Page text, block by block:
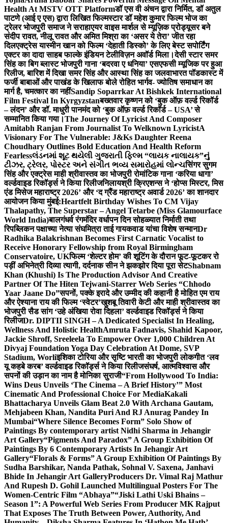
Health At MSTV OTT Platformडॉ एस वी अंचन द्वारा निर्मित, डॉ अतुल
पाटणे (आई ए एस) द्वारा लिखित फिल्मस्टार डॉ महेश कुमार फिल्म भोज का
ट्रेलर भोजपुरी समाज ने सराहाएयर वाइस मार्शल से म्यूज़िक प्रोड्यूसर बने
संदीप रावत, नीलू रावत और अमित मिश्रा का ‘असर ये तेरा’ जीत रहा
दिलएक्ट्रेस यास्मीन खान को फिल्म ‘देहाती डिस्को’ के लिए बेस्ट सपोर्टिंग
एक्टर का दादा साहब फाल्के इंडियन टेलीविज़न अवॉर्ड मिला।देसी स्टार समर
सिंह का बिग ब्लास्ट भोजपुरी गाना ‘बदरवा ए धनिया’ एसएफसी म्यूजिक पर हुआ
रिलीज, बारिश में दिखा समर सिंह और आस्था सिंह का जलवाभारत पॉडकास्ट में
फर्जी बाबाओं और पाखंड के खिलाफ बोले रोहित भार्गव- ज्योतिष समाधान का
मार्ग है, चमत्कार का नहींSandip Soparrkar At Bishkek International
Film Festival In Kyrgyzstanबख्तवार कृष्णन को ‘बुक ऑफ़ वर्ल्ड रिकॉर्ड
– लंदन’ और डॉ. माधुरी पानमंद को ‘बुक ऑफ़ वर्ल्ड रिकॉर्ड – USA’ से
सम्मानित किया गया।The Journey Of Lyricist And Composer
Amitabh Ranjan From Journalist To Welknown LyricistA
Visionary For The Vulnerable: J&Ks Daughter Reena
Choudhary Outlines Bold Education And Health Reform
Fearlessલંડનમાં શૂટ થયેલી ગુજરાતી ફિલ્મ “લાયક નાલાયક”નું
ટીઝર, ટ્રેલર, પોસ્ટર અને સંગીત ભવ્ય સમારોહમાં લોન્ચसिंगर सुगम
सिंह और एक्ट्रेस माही श्रीवास्तव का भोजपुरी रोमांटिक गाना ‘करिया धागा’
वर्ल्डवाइड रिकॉर्ड्स ने किया रिलीजनिलायश्री क्रिएशन्स ने ‘होप्स मिस्टर, मिस
एंड मिसेज महाराष्ट्र 2026’ और ‘द ग्रैंड महाराष्ट्र अवार्ड 2026’ का शानदार
आयोजन किया मुंबई:Heartfelt Birthday Wishes To CM Vijay
Thalapathy, The Superstar – Angel Tetarbe (Miss Glamourface
World India)बालगंधर्व रंगमंदिर वर्धापन दिन सोहळ्यात निर्माती तथा
रिपब्लिकन पक्षाच्या नेत्या संघमित्रा ताई गायकवाड यांचा विशेष सन्मानDr
Radhika Balakrishnan Becomes First Carnatic Vocalist to
Receive Honorary Fellowship from Royal Birmingham
Conservatoire, UKफिल्म ‘शेल्टर होम’ की शूटिंग के दौरान फूट-फूटकर रो
पड़ीं अभिनेत्री दिव्या त्यागी, दर्दनाक सीन ने झकझोर दिया पूरा सेटShabnam
Khan (Khushi) Is The Production Advisor And Creative
Partner Of The Hiten Tejwani-Starrer Web Series “Chhodo
Yaar Jaane Do”सपनों, पक्के इरादे और उम्मीद की कहानी है मोहित एम राय
और ऐश्याना राय की फिल्म ‘स्वेटर’खुशबू तिवारी केटी और माही श्रीवास्तव का
भोजपुरी सैड सांग ‘उहे अंखिया रोवा दिहला’ वर्ल्डवाइड रिकॉर्ड्स ने किया
रिलीजDr. DIPTII SINGH – A Dedicated Specialist In Healing,
Wellness And Holistic HealthAmruta Fadnavis, Shahid Kapoor,
Jackie Shroff, Sreeleela To Empower Over 1,000 Children At
Divyaj Foundation Yoga Day Celebration At Dome, SVP
Stadium, Worliइशिका टोरिया और सृष्टि भारती का भोजपुरी लोकगीत ‘लव
यू कहबे करब’ वर्ल्डवाइड रिकॉर्ड्स ने किया रिलीजसंघर्ष, आत्मविश्वास और
सपनों की उड़ान का नाम है मोनिका सुराजी“From Hollywood To India:
Wins Deus Unveils ‘The Cinema – A Brief History’” Most
Cinematic And Professional Choice For MediaKakali
Bhattacharya Unveils Glam Beat 2.0 With Archana Gautam,
Mehjabeen Khan, Nandita Puri And RJ Anurag Pandey In
Mumbai“Where Silence Becomes Form” Solo Show of
Paintings By contemporary artist Nidhi Sharma in Jehangir
Art Gallery“Pigments And Paradox” A Group Exhibition Of
Paintings By 6 Contemporary Artists In Jehangir Art
Gallery“Florals & Forms” A Group Exhibition Of Paintings By
Sudha Barshikar, Nanda Pathak, Sohnal V. Saxena, Janhavi
Bhide In Jehangir Art GalleryProducers Dr. Vimal Raj Mathur
And Rupesh D. Gohil Launched Multilingual Posters For The
Women-Centric Film “Abhaya”“Jiski Lathi Uski Bhains –
Season 1”: A Powerful Web Series From Producer MK Rajput
That Exposes The Truth Between Power, Authority, And